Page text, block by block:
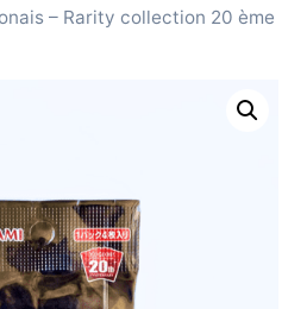
– Rarity collection 20 ème